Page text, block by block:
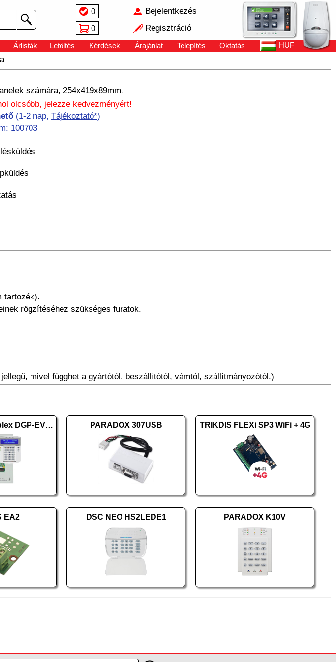
0
0
Bejelentkezés
Regisztráció
Árlisták Letöltés Kérdések Árajánlat Telepítés Oktatás HUF
számára, 254x419x89mm.
olcsóbb, jelezze kedvezményért!
(1-2 nap, Tájékoztató*)
100703
tartozék).
rögzítéséhez szükséges furatok.
mivel függhet a gyártótól, beszállítótól, vámtól, szállítmányozótól.)
PARADOX Digiplex DGP-EVO192 + K641BL+ PARADOX 307USB TRIKDIS FLEXi SP3 WiFi + 4G
EA2 DSC NEO HS2LEDE1 PARADOX K10V